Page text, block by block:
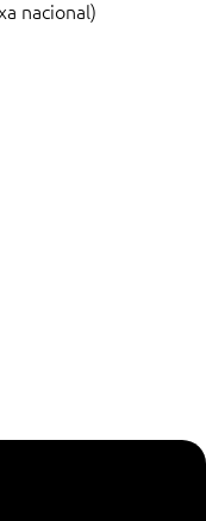
nacional)